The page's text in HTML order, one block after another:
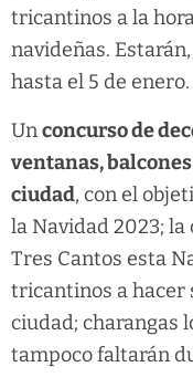
tricantinos a la
navideñas.
hasta el 5 de enero.
Unconcurso de
ventanas,
ciudad, con el
la Navidad 2023; la
Tres Cantos esta
tricantinos a hacer
ciudad; charangas
tampoco faltarán